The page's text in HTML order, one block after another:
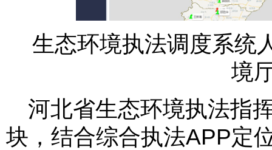
生态环境执法调度系统
境
河北省生态环境执法指
块，结合综合执法APP定